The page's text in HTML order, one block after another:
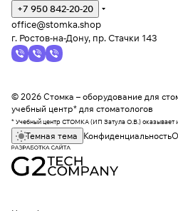
+7 950 842-20-20
office@stomka.shop
г. Ростов-на-Дону, пр. Стачки 143
© 2026 Стомка – оборудование для
учебный центр* для стоматологов
* Учебный центр СТОМКА (ИП Затула О.В.) оказывает
Темная тема Конфиденциальность